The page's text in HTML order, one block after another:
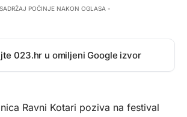
POČINJE NAKON OGLASA -
023.hr u omiljeni Google izvor
Ravni Kotari poziva na festival